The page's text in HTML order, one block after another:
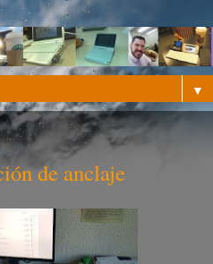
▼
de anclaje